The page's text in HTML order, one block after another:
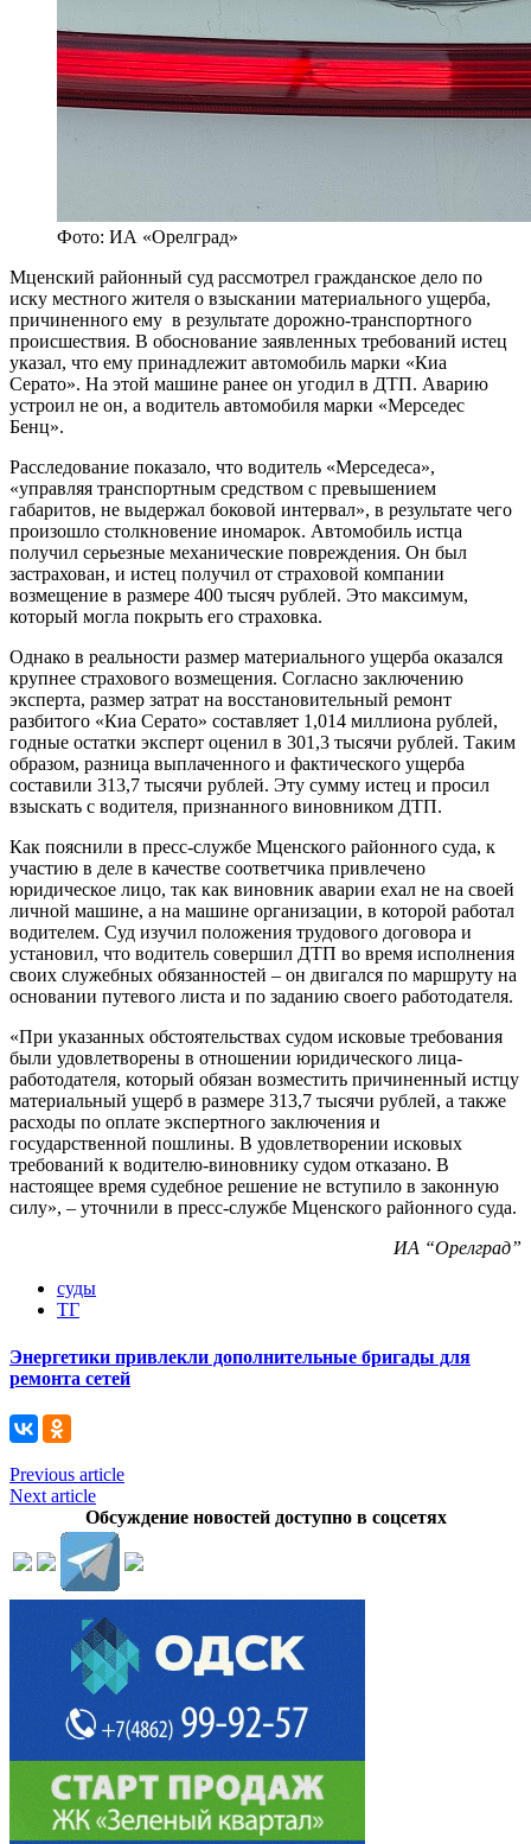
Фото: ИА «Орелград»
Мценский районный суд рассмотрел гражданское дело по
иску местного жителя о взыскании материального ущерба,
причиненного ему в результате дорожно-транспортного
происшествия. В обоснование заявленных требований истец
указал, что ему принадлежит автомобиль марки «Киа
Серато». На этой машине ранее он угодил в ДТП. Аварию
устроил не он, а водитель автомобиля марки «Мерседес
Бенц».
Расследование показало, что водитель «Мерседеса»,
«управляя транспортным средством с превышением
габаритов, не выдержал боковой интервал», в результате чего
произошло столкновение иномарок. Автомобиль истца
получил серьезные механические повреждения. Он был
застрахован, и истец получил от страховой компании
возмещение в размере 400 тысяч рублей. Это максимум,
который могла покрыть его страховка.
Однако в реальности размер материального ущерба оказался
крупнее страхового возмещения. Согласно заключению
эксперта, размер затрат на восстановительный ремонт
разбитого «Киа Серато» составляет 1,014 миллиона рублей,
годные остатки эксперт оценил в 301,3 тысячи рублей. Таким
образом, разница выплаченного и фактического ущерба
составили 313,7 тысячи рублей. Эту сумму истец и просил
взыскать с водителя, признанного виновником ДТП.
Как пояснили в пресс-службе Мценского районного суда, к
участию в деле в качестве соответчика привлечено
юридическое лицо, так как виновник аварии ехал не на своей
личной машине, а на машине организации, в которой работал
водителем. Суд изучил положения трудового договора и
установил, что водитель совершил ДТП во время исполнения
своих служебных обязанностей – он двигался по маршруту на
основании путевого листа и по заданию своего работодателя.
«При указанных обстоятельствах судом исковые требования
были удовлетворены в отношении юридического лица-
работодателя, который обязан возместить причиненный истцу
материальный ущерб в размере 313,7 тысячи рублей, а также
расходы по оплате экспертного заключения и
государственной пошлины. В удовлетворении исковых
требований к водителю-виновнику судом отказано. В
настоящее время судебное решение не вступило в законную
силу», – уточнили в пресс-службе Мценского районного суда.
ИА “Орелград”
суды
ТГ
Энергетики привлекли дополнительные бригады для
ремонта сетей
Previous article
Next article
Обсуждение новостей доступно в соцсетях